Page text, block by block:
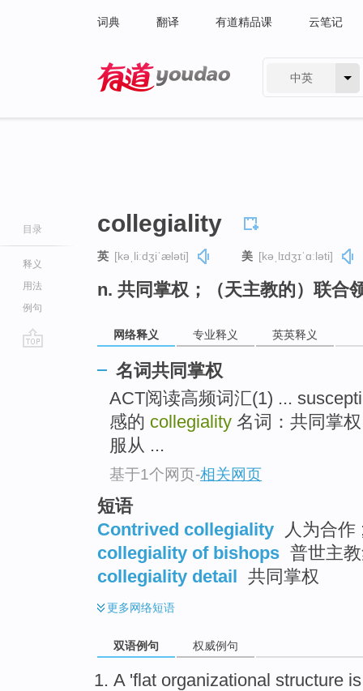
词典 翻译 有道精品课 云笔记
中英
目录
释义
用法
例句
collegiality
英 [kəˌliːdʒiˈæləti] 美 [kəˌlɪdʒɪˈɑːləti]
n. 共同掌权；（天主教的）联合
网络释义 专业释义 英英释义
名词共同掌权
ACT阅读高频词汇(1) ...
感的 collegiality 名词：共同掌
服从 ...
基于1个网页-相关网页
短语
Contrived collegiality
人为合作
collegiality of bishops 普世主
collegiality detail 共同掌权
更多网络短语
双语例句 权威例句
A 'flat organizational structure